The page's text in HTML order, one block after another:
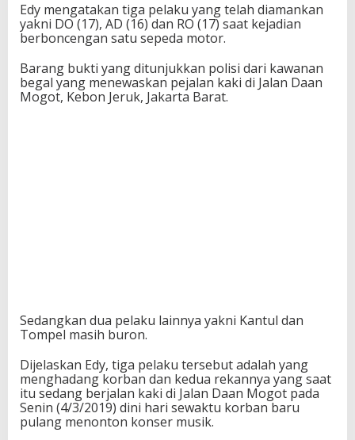
Edy mengatakan tiga pelaku yang telah diamankan
yakni DO (17), AD (16) dan RO (17) saat kejadian
berboncengan satu sepeda motor.
Barang bukti yang ditunjukkan polisi dari kawanan
begal yang menewaskan pejalan kaki di Jalan Daan
Mogot, Kebon Jeruk, Jakarta Barat.
Sedangkan dua pelaku lainnya yakni Kantul dan
Tompel masih buron.
Dijelaskan Edy, tiga pelaku tersebut adalah yang
menghadang korban dan kedua rekannya yang saat
itu sedang berjalan kaki di Jalan Daan Mogot pada
Senin (4/3/2019) dini hari sewaktu korban baru
pulang menonton konser musik.‎